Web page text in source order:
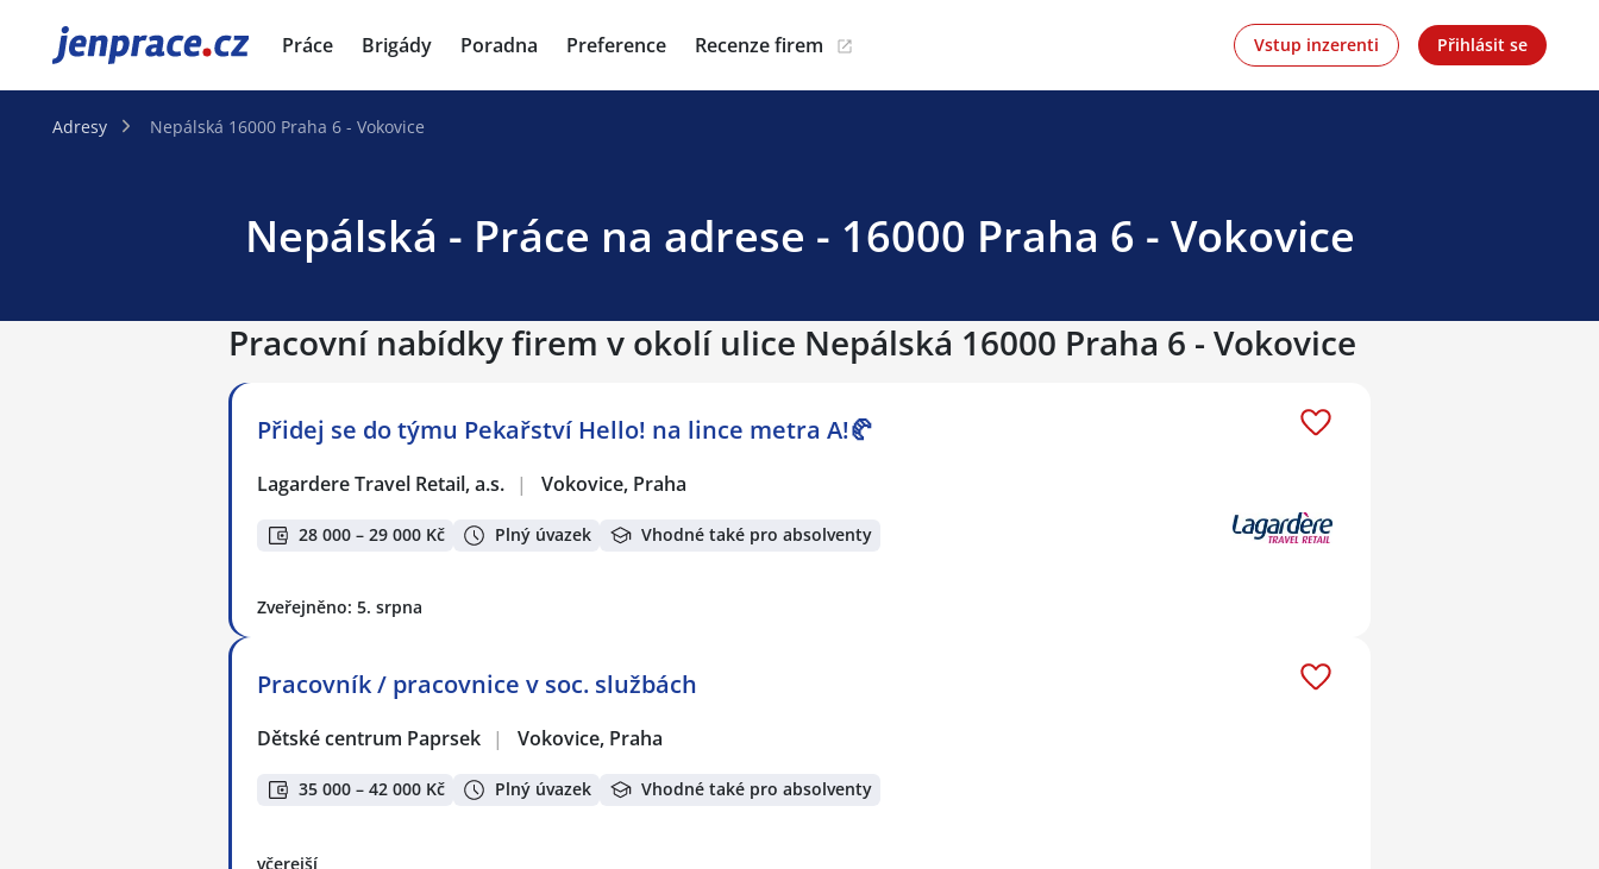
JenPráce.cz Práce Brigády Poradna Preference Recenze firem Vstup inzerenti Přihlásit se
Adresy Nepálská 16000 Praha 6 - Vokovice
Nepálská - Práce na adrese - 16000 Praha 6 - Vokovice
Pracovní nabídky firem v okolí ulice Nepálská 16000 Praha 6 - Vokovice
Přidej se do týmu Pekařství Hello! na lince metra A!🥐
Lagardere Travel Retail, a.s. | Vokovice, Praha
28 000 – 29 000 Kč Plný úvazek Vhodné také pro absolventy
Zveřejněno: 5. srpna
Pracovník / pracovnice v soc. službách
Dětské centrum Paprsek | Vokovice, Praha
35 000 – 42 000 Kč Plný úvazek Vhodné také pro absolventy
včerejší